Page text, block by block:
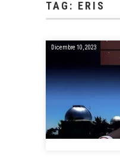
TAG: ERIS
Dicembre 10, 2023